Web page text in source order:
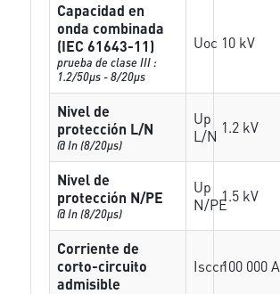
Capacidad en
onda combinada
(IEC 61643-11)
prueba de clase III :
1.2/50µs - 8/20µs
Uoc 10 kV
Nivel de
protección L/N
@ In (8/20µs)
Up
L/N 1.2 kV
Nivel de
protección N/PE
@ In (8/20µs)
Up
N/PE1.5 kV
Corriente de
corto-circuito
admisible
Isccr100 000 A